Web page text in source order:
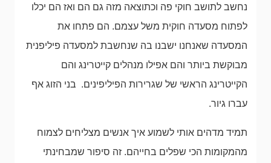
נחשב לתושב חוקי פה וכתוצאה מזה גם הם ואז הם יכלו
לפתוח מסעדה חוקית משל עצמם. הם פתחו את
המסעדה שאנחנו ישבנו בה שנחשבת למסעדה פיליפנית
מבוקשת ביותר והם אפילו מנהלים קייטרינג והם
הקייטרינג הראשי של שגרירות הפיליפינים. בני הזוג אף
עברו גיור.
תמיד מדהים אותי לשמוע איך אנשים מצליחים לצמוח
מהמקומות הכי שפלים בחייהם. זה סיפור שמבחינתי